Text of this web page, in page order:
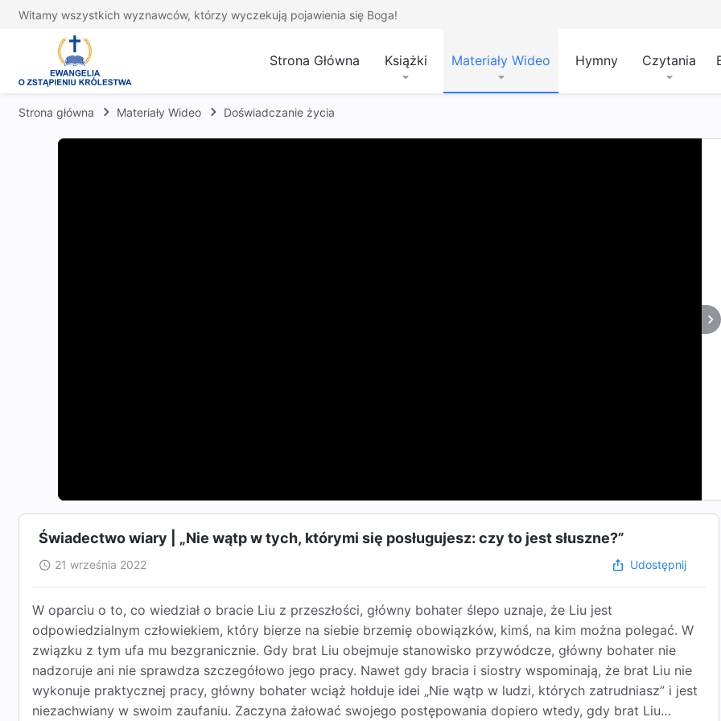
Witamy wszystkich wyznawców, którzy wyczekują pojawienia się Boga!
Strona Główna Książki Materiały Wideo Hymny Czytania
Strona główna Materiały Wideo Doświadczanie życia
Świadectwo wiary | „Nie wątp w tych, którymi się posługujesz: czy to jest słuszne?”
21 września 2022 Udostępnij
W oparciu o to, co wiedział o bracie Liu z przeszłości, główny bohater ślepo uznaje, że Liu jest
odpowiedzialnym człowiekiem, który bierze na siebie brzemię obowiązków, kimś, na kim można polegać. W
związku z tym ufa mu bezgranicznie. Gdy brat Liu obejmuje stanowisko przywódcze, główny bohater nie
nadzoruje ani nie sprawdza szczegółowo jego pracy. Nawet gdy bracia i siostry wspominają, że brat Liu nie
wykonuje praktycznej pracy, główny bohater wciąż hołduje idei „Nie wątp w ludzi, których zatrudniasz” i jest
niezachwiany w swoim zaufaniu. Zaczyna żałować swojego postępowania dopiero wtedy, gdy brat Liu